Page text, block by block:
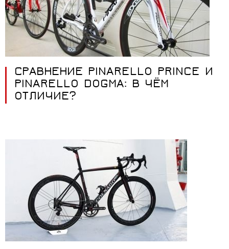
СРАВНЕНИЕ PINARELLO PRINCE И
PINARELLO DOGMA: В ЧЁМ
ОТЛИЧИЕ?